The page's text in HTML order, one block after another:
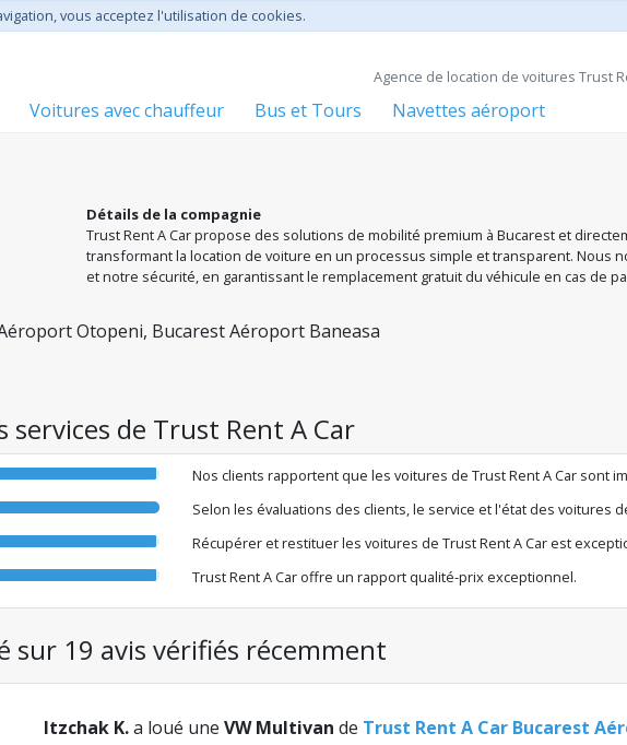
vous acceptez l'utilisation de cookies.
Agence de location de voitures Trust
Voitures avec chauffeur Bus et Tours Navettes aéroport
Détails de la compagnie
Trust Rent A Car propose des solutions de mobilité premium à Bucarest et
transformant la location de voiture en un processus simple et transparent. Nous
et notre sécurité, en garantissant le remplacement gratuit du véhicule en cas de
Otopeni, Bucarest Aéroport Baneasa
services de Trust Rent A Car
Nos clients rapportent que les voitures de Trust Rent A Car sont
Selon les évaluations des clients, le service et l'état des voitures
Récupérer et restituer les voitures de Trust Rent A Car est
Trust Rent A Car offre un rapport qualité-prix exceptionnel.
sur 19 avis vérifiés récemment
Itzchak K.a loué une VW Multivan de Trust Rent A Car Bucarest